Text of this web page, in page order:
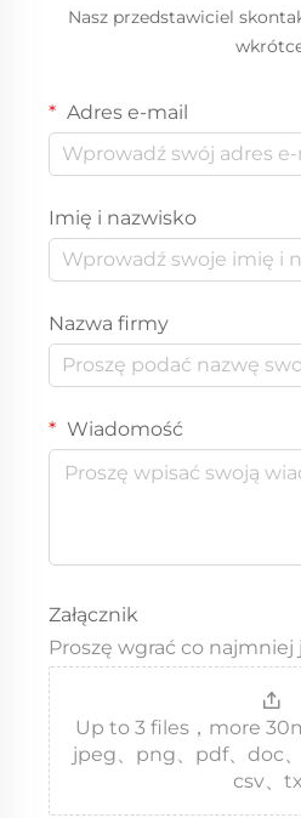
Nasz przedstawiciel
Adres e-mail
Imię i nazwisko
Nazwa firmy
Wiadomość
Załącznik
Proszę wgrać co najmniej
Up to 3 files，more
jpeg、png、pdf、doc、
csv、